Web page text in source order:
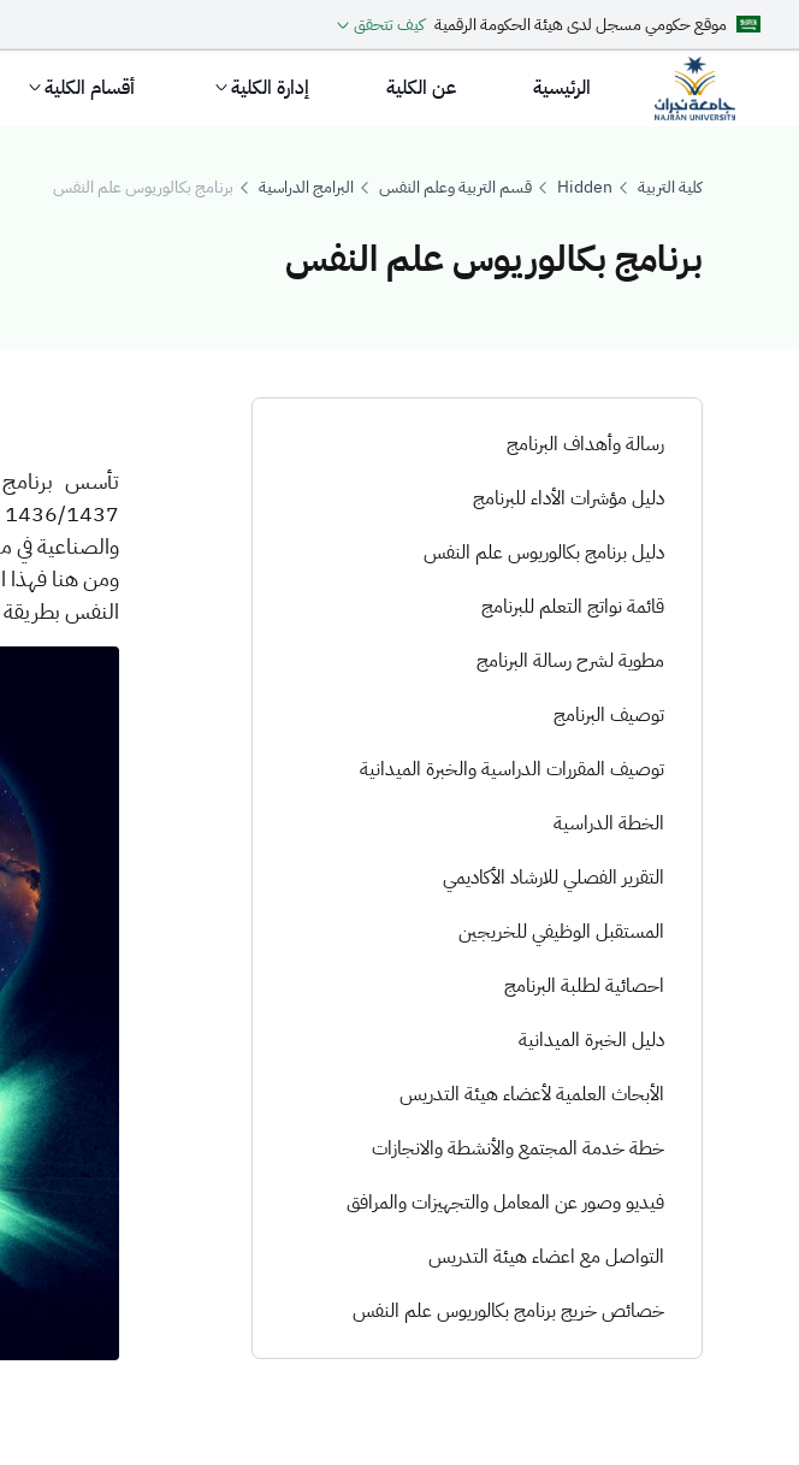
موقع حكومي مسجل لدى هيئة الحكومة الرقمية كيف تتحقق
الرئيسية عن الكلية إدارة الكلية أقسام الكلية
كلية التربية Hidden قسم التربية وعلم النفس البرامج الدراسية برنامج بكالوريوس علم النفس
برنامج بكالوريوس علم النفس
برنامج بكالوريوس علم
رسالة وأهداف البرنامج
دليل مؤشرات الأداء للبرنامج
دليل برنامج بكالوريوس علم النفس
قائمة نواتج التعلم للبرنامج
مطوية لشرح رسالة البرنامج
توصيف البرنامج
توصيف المقررات الدراسية والخبرة الميدانية
الخطة الدراسية
التقرير الفصلي للارشاد الأكاديمي
المستقبل الوظيفي للخريجين
احصائية لطلبة البرنامج
دليل الخبرة الميدانية
الأبحاث العلمية لأعضاء هيئة التدريس
خطة خدمة المجتمع والأنشطة والانجازات
فيديو وصور عن المعامل والتجهيزات والمرافق
التواصل مع اعضاء هيئة التدريس
خصائص خريج برنامج بكالوريوس علم النفس
تأسس برنامج
والصناعية
ومن هنا فهذا
النفس بطريقة